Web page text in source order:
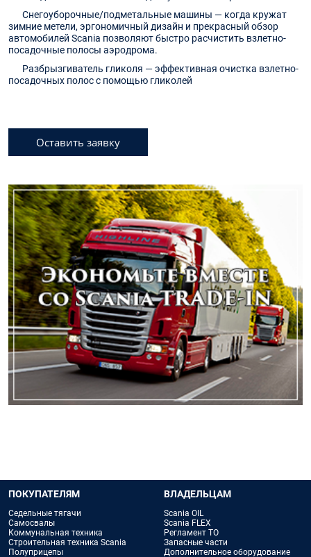
Оставить заявку
Снегоуборочные/подметальные машины — когда кружат
зимние метели, эргономичный дизайн и прекрасный обзор
автомобилей Scania позволяют быстро расчистить взлетно-
посадочные полосы аэродрома.
Разбрызгиватель гликоля — эффективная очистка взлетно-
посадочных полос с помощью гликолей
ПОКУПАТЕЛЯМ
Седельные тягачи
Самосвалы
Коммунальная техника
Строительная техника Scania
Полуприцепы
ВЛАДЕЛЬЦАМ
Scania OIL
Scania FLEX
Регламент ТО
Запасные части
Дополнительное оборудование